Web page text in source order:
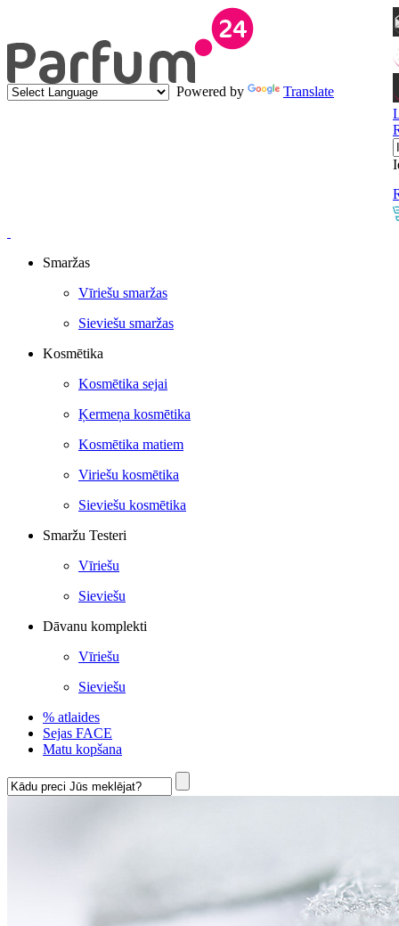
Powered by
Translate
Smaržas
Vīriešu smaržas
Sieviešu smaržas
Kosmētika
Kosmētika sejai
Ķermeņa kosmētika
Kosmētika matiem
Viriešu kosmētika
Sieviešu kosmētika
Smaržu Testeri
Vīriešu
Sieviešu
Dāvanu komplekti
Vīriešu
Sieviešu
% atlaides
Sejas FACE
Matu kopšana